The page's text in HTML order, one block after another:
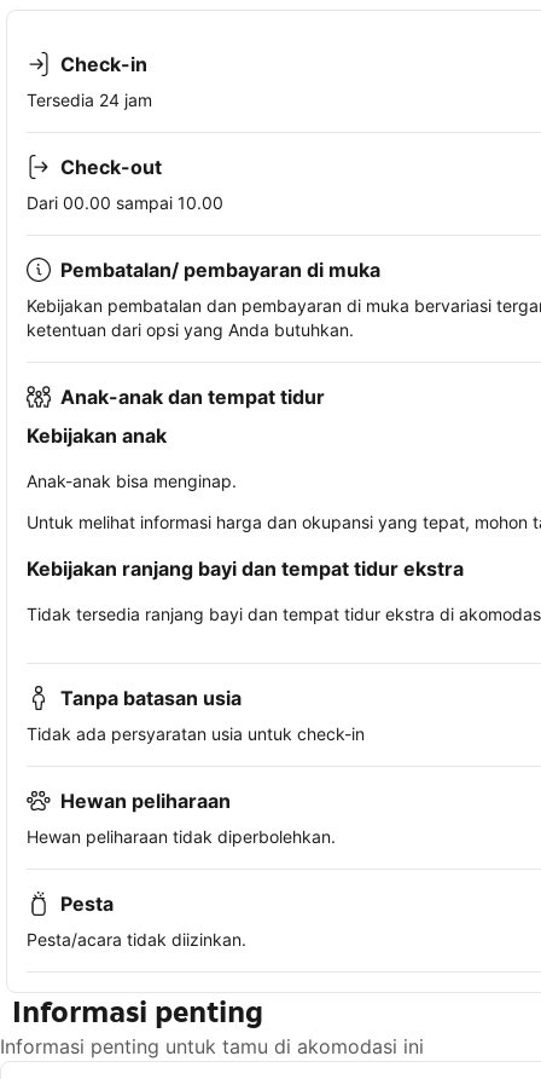
Check-in
Tersedia 24 jam
Check-out
Dari 00.00 sampai 10.00
Pembatalan/ pembayaran di muka
Kebijakan pembatalan dan pembayaran di muka bervariasi
ketentuan dari opsi yang Anda butuhkan.
Anak-anak dan tempat tidur
Kebijakan anak
Anak-anak bisa menginap.
Untuk melihat informasi harga dan okupansi yang tepat,
Kebijakan ranjang bayi dan tempat tidur ekstra
Tidak tersedia ranjang bayi dan tempat tidur ekstra di
Tanpa batasan usia
Tidak ada persyaratan usia untuk check-in
Hewan peliharaan
Hewan peliharaan tidak diperbolehkan.
Pesta
Pesta/acara tidak diizinkan.
Informasi penting
Informasi penting untuk tamu di akomodasi ini